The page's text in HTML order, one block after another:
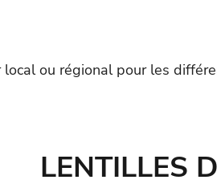
ou régional pour les
LENTILLES